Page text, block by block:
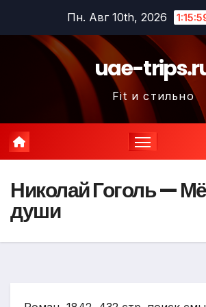
содержимому
Пн. Авг 10th, 2026
uae-
Fit и стильно
Николай Гоголь —
души